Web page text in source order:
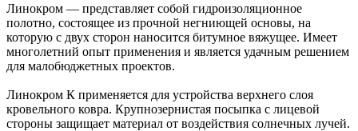
Линокром — представляет собой гидроизоляционное
полотно, состоящее из прочной негниющей основы, на
которую с двух сторон наносится битумное вяжущее. Имеет
многолетний опыт применения и является удачным решением
для малобюджетных проектов.
Линокром К применяется для устройства верхнего слоя
кровельного ковра. Крупнозернистая посыпка с лицевой
стороны защищает материал от воздействия солнечных лучей.